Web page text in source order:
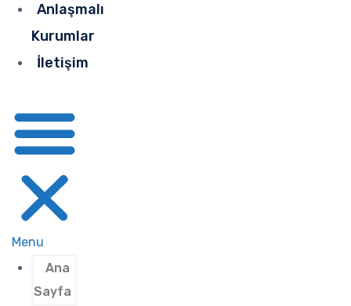
Anlaşmalı
Kurumlar
İletişim
Menu
Ana
Sayfa